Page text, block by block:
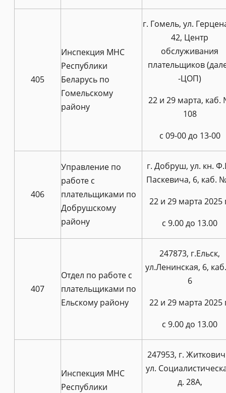
405
Инспекция МНС
Республики
Беларусь по
Гомельскому
району
г. Гомель, ул.
42, Центр
обслуживания
плательщиков
-ЦОП)
22 и 29 марта, каб.
108
с 09-00 до 13-00
406
Управление по
работе с
плательщиками по
Добрушскому
району
г. Добруш, ул. кн.
Паскевича, 6, каб.
22 и 29 марта 2025
с 9.00 до 13.00
407
Отдел по работе с
плательщиками по
Ельскому району
247873, г.Ельск,
ул.Ленинская, 6,
6
22 и 29 марта 2025
с 9.00 до 13.00
Инспекция МНС
Республики
247953, г.
ул.
д. 28А,